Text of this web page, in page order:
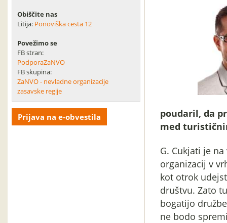
Obiščite nas
Litija: Ponoviška cesta 12
Povežimo se
FB stran:
PodporaZaNVO
FB skupina:
ZaNVO - nevladne organizacije
zasavske regije
Prijava na e-obvestila
poudaril, da
med
G. Cukjati je
organizacij v
kot otrok
društvu. Zato
bogatijo
ne bodo